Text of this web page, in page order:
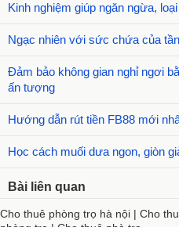
Kinh nghiệm giúp ngăn ngừa,
Ngạc nhiên với sức chứa của
Đảm bảo không gian nghỉ ngơi
ấn tượng
Hướng dẫn rút tiền FB88 mới
Học cách muối dưa ngon, giòn
Bài liên quan
Cho thuê phòng trọ hà nội | Cho